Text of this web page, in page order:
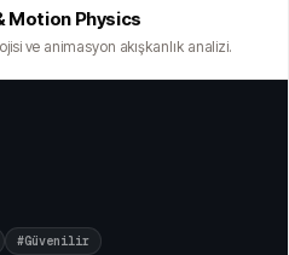
Motion Physics
ve animasyon akışkanlık analizi.
#Güvenilir